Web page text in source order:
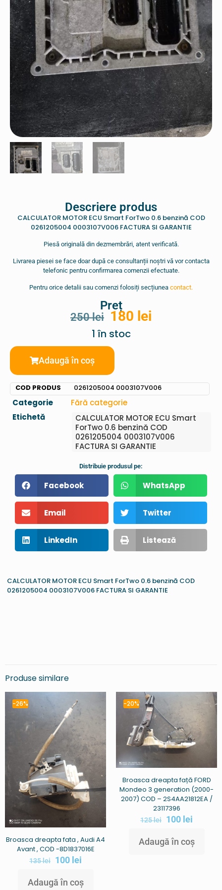
Descriere produs
CALCULATOR MOTOR ECU Smart ForTwo 0.6 benzină COD
0261205004 0003107V006 FACTURA SI GARANTIE
Piesă originală din dezmembrări, atent verificată.
Livrarea piesei se face doar după ce consultanții noștri vă vor contacta
telefonic pentru confirmarea comenzii efectuate.
Pentru orice detalii sau comenzi folosiți secțiunea contact.
Preț
250lei 180 lei
1 în stoc
Adaugă în coș
COD PRODUS 0261205004 0003107V006
Categorie
Fără categorie
Etichetă
CALCULATOR MOTOR ECU Smart
ForTwo 0.6 benzină COD
0261205004 0003107V006
FACTURA SI GARANTIE
Distribuie produsul pe:
Facebook WhatsApp
Email Twitter
LinkedIn Listează
CALCULATOR MOTOR ECU Smart ForTwo 0.6 benzină COD
0261205004 0003107V006 FACTURA SI GARANTIE
Produse similare
-26%
Broasca dreapta fata , Audi A4
Avant , COD -8D1837016E
135lei 100 lei
Adaugă în coș
-20%
Broasca dreapta față FORD
Mondeo 3 generation (2000-
2007) COD – 2S4AA21812EA /
23117396
125lei 100 lei
Adaugă în coș